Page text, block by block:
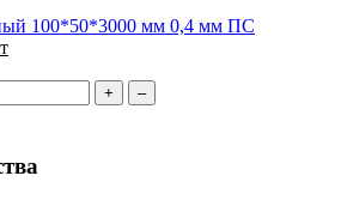
100*50*3000 мм 0,4 мм ПС
+
–